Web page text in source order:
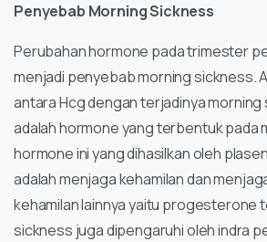
Penyebab Morning Sickness
Perubahan hormone pada trimester
menjadi penyebab morning sickness.
antara Hcg dengan terjadinya morning
adalah hormone yang terbentuk pada
hormone ini yang dihasilkan oleh
adalah menjaga kehamilan dan
kehamilan lainnya yaitu progesterone
sickness juga dipengaruhi oleh indra